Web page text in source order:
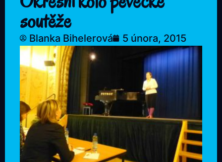
soutěže
Blanka Bihelerová 5 února, 2015